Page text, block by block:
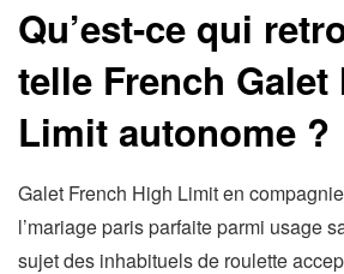
Qu’est-ce qui
telle French Galet
Limit autonome ?
Galet French High Limit en
l’mariage paris parfaite parmi usage
sujet des inhabituels de roulette